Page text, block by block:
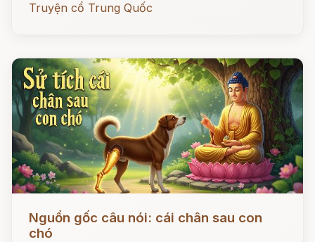
Truyện cổ Trung Quốc
Đọc ngay
Nguồn gốc câu nói: cái chân sau con
chó